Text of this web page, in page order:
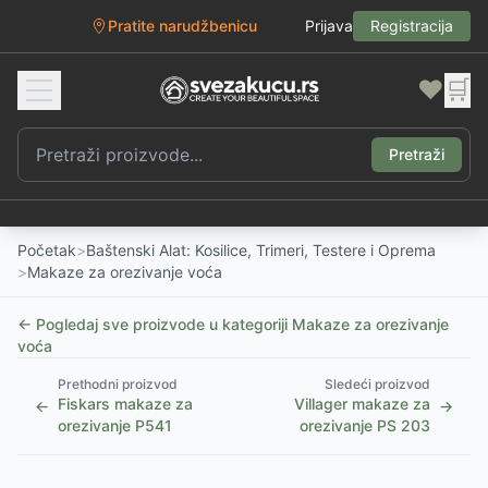
Pratite narudžbenicu Prijava Registracija
❤️ 🛒
Pretraži
Početak>Baštenski Alat: Kosilice, Trimeri, Testere i Oprema
>Makaze za orezivanje voća
← Pogledaj sve proizvode u kategoriji Makaze za orezivanje
voća
←
Prethodni proizvod
Fiskars makaze za
orezivanje P541
Sledeći proizvod
Villager makaze za
orezivanje PS 203
→